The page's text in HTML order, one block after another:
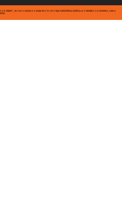
NOSSOS SERVIÇOS VISAM PROPORCIONAR EXPERIÊNCIA PRÁTICA AOS MEMBROS E DESENVOLVER A